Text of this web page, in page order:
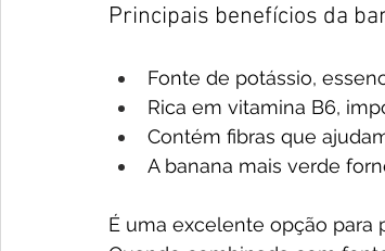
Principais benefícios da
Fonte de potássio,
Rica em vitamina B6,
Contém fibras que
A banana mais verde
É uma excelente opção para